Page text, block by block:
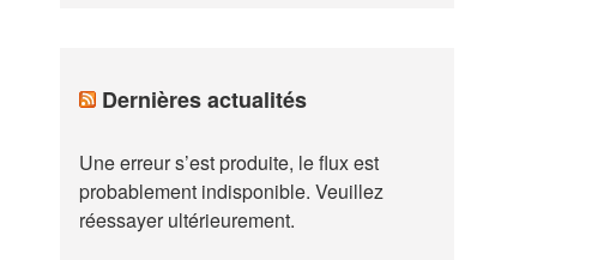
Dernières actualités
Une erreur s’est produite, le flux est
probablement indisponible. Veuillez
réessayer ultérieurement.